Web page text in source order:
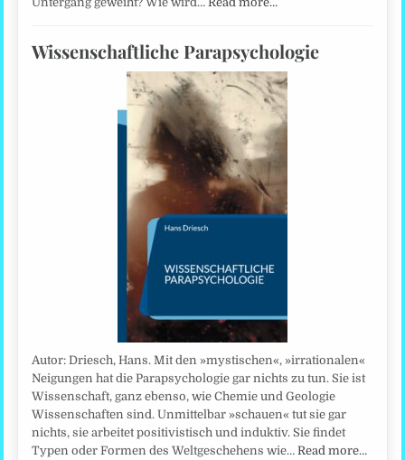
Wissenschaftliche Parapsychologie
Autor: Driesch, Hans. Mit den »mystischen«, »irrationalen«
Neigungen hat die Parapsychologie gar nichts zu tun. Sie ist
Wissenschaft, ganz ebenso, wie Chemie und Geologie
Wissenschaften sind. Unmittelbar »schauen« tut sie gar
nichts, sie arbeitet positivistisch und induktiv. Sie findet
Typen oder Formen des Weltgeschehens wie…Read more…